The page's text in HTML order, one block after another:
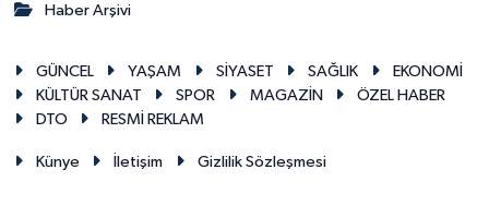
Haber Arşivi
GÜNCEL YAŞAM SİYASET SAĞLIK
EKONOMİ
KÜLTÜR SANAT
SPOR MAGAZİN
ÖZEL HABER
DTO
RESMİ REKLAM
Künye İletişim Gizlilik Sözleşmesi